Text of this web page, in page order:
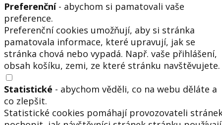
Preferenční- abychom si pamatovali vaše
preference.
Preferenční cookies umožňují, aby si stránka
pamatovala informace, které upravují, jak se
stránka chová nebo vypadá. Např. vaše přihlášení,
obsah košíku, zemi, ze které stránku navštěvujete.
Statistické - abychom věděli, co na webu děláte a
co zlepšit.
Statistické cookies pomáhají provozovateli